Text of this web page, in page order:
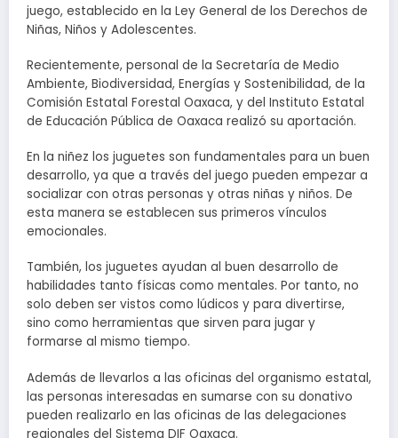
juego, establecido en la Ley General de los Derechos de
Niñas, Niños y Adolescentes.
Recientemente, personal de la Secretaría de Medio
Ambiente, Biodiversidad, Energías y Sostenibilidad, de la
Comisión Estatal Forestal Oaxaca, y del Instituto Estatal
de Educación Pública de Oaxaca realizó su aportación.
En la niñez los juguetes son fundamentales para un buen
desarrollo, ya que a través del juego pueden empezar a
socializar con otras personas y otras niñas y niños. De
esta manera se establecen sus primeros vínculos
emocionales.
También, los juguetes ayudan al buen desarrollo de
habilidades tanto físicas como mentales. Por tanto, no
solo deben ser vistos como lúdicos y para divertirse,
sino como herramientas que sirven para jugar y
formarse al mismo tiempo.
Además de llevarlos a las oficinas del organismo estatal,
las personas interesadas en sumarse con su donativo
pueden realizarlo en las oficinas de las delegaciones
regionales del Sistema DIF Oaxaca.